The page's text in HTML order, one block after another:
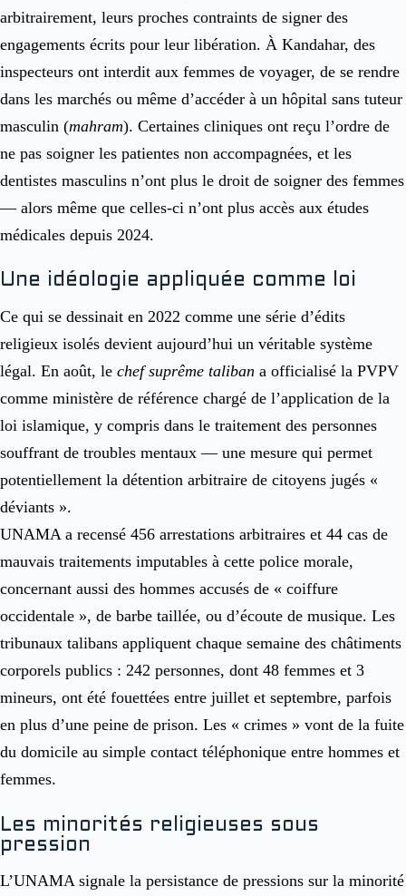
arbitrairement, leurs proches contraints de signer des
engagements écrits pour leur libération. À Kandahar, des
inspecteurs ont interdit aux femmes de voyager, de se rendre
dans les marchés ou même d’accéder à un hôpital sans tuteur
masculin (mahram). Certaines cliniques ont reçu l’ordre de
ne pas soigner les patientes non accompagnées, et les
dentistes masculins n’ont plus le droit de soigner des femmes
— alors même que celles-ci n’ont plus accès aux études
médicales depuis 2024.
Une idéologie appliquée comme loi
Ce qui se dessinait en 2022 comme une série d’édits
religieux isolés devient aujourd’hui un véritable système
légal. En août, le chef suprême taliban a officialisé la PVPV
comme ministère de référence chargé de l’application de la
loi islamique, y compris dans le traitement des personnes
souffrant de troubles mentaux — une mesure qui permet
potentiellement la détention arbitraire de citoyens jugés «
déviants ».
UNAMA a recensé 456 arrestations arbitraires et 44 cas de
mauvais traitements imputables à cette police morale,
concernant aussi des hommes accusés de « coiffure
occidentale », de barbe taillée, ou d’écoute de musique. Les
tribunaux talibans appliquent chaque semaine des châtiments
corporels publics : 242 personnes, dont 48 femmes et 3
mineurs, ont été fouettées entre juillet et septembre, parfois
en plus d’une peine de prison. Les « crimes » vont de la fuite
du domicile au simple contact téléphonique entre hommes et
femmes.
Les minorités religieuses sous
pression
L’UNAMA signale la persistance de pressions sur la minorité